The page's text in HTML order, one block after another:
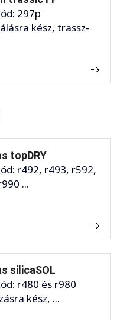
297p
kész, trassz-
topDRY
r492, r493, r592,
...
silicaSOL
r480 és r980
kész, ...